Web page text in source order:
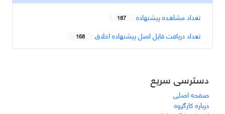
تعداد مشاهده پیشنهاده 187
تعداد دریافت فایل اصل پیشنهاده اخلاق 168
دسترسی سریع
صفحه اصلی
درباره کارگروه